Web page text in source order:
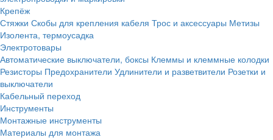
Крепёж
Стяжки Скобы для крепления кабеля Трос и аксессуары Метизы
Изолента, термоусадка
Электротовары
Автоматические выключатели, боксы Клеммы и клеммные колодки
Резисторы Предохранители Удлинители и разветвители Розетки и
выключатели
Кабельный переход
Инструменты
Монтажные инструменты
Материалы для монтажа